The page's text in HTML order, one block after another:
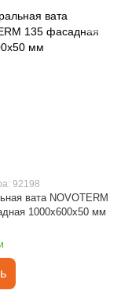
92198
вата NOVOTERM
1000х600х50 мм